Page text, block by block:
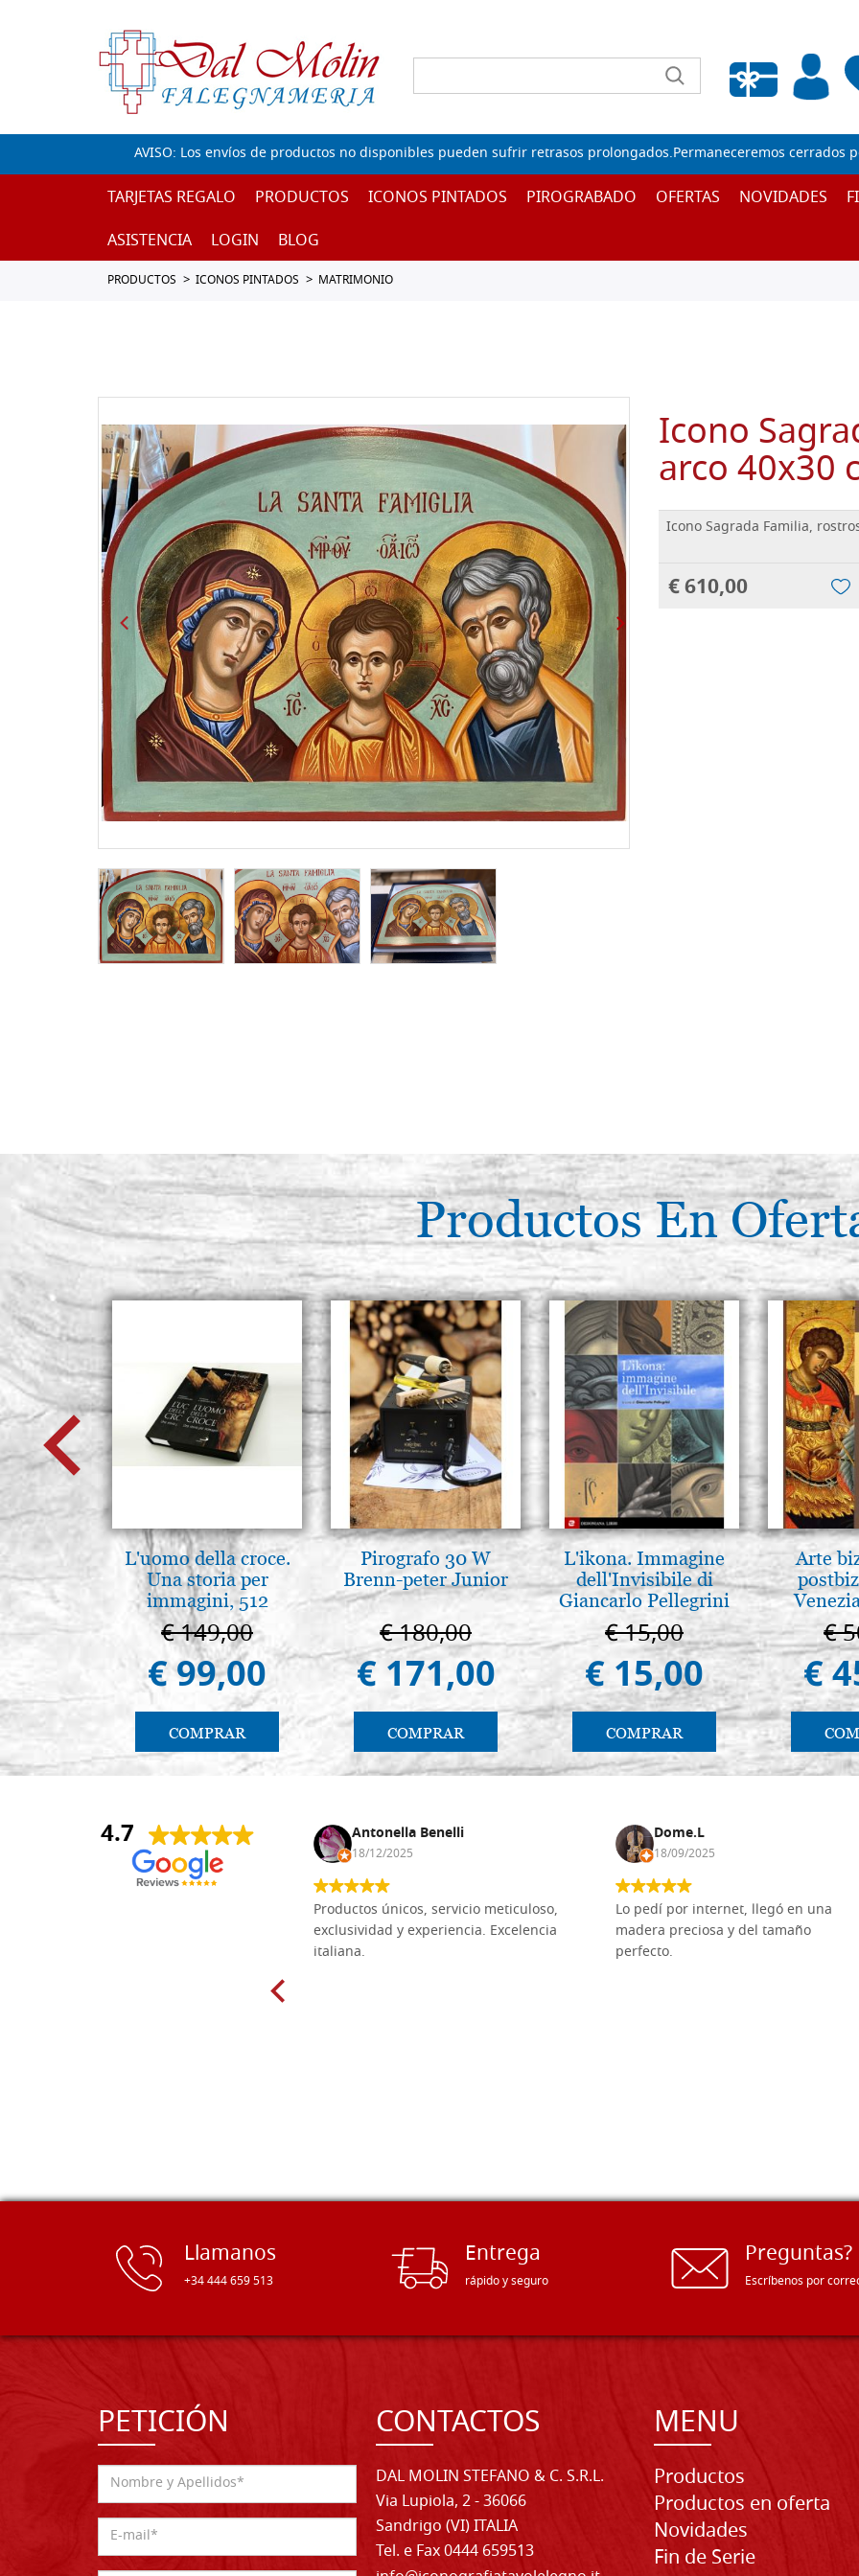
Lista de deseos vacía
AVISO: Los envíos de productos no disponibles pueden sufrir retrasos prolongados.Permaneceremos cerrados
TARJETAS REGALO PRODUCTOS ICONOS PINTADOS PIROGRABADO OFERTAS NOVIDADES
ASISTENCIA
LOGIN BLOG
PRODUCTOS ICONOS PINTADOS MATRIMONIO
Icono
arco 40x30
Icono Sagrada Familia,
€ 610,00
Productos En
L'uomo della croce.
Una storia per
immagini, 512
páginas
€ 149,00
€ 99,00
COMPRAR
Pirografo 30 W
Brenn-peter Junior
€ 180,00
€ 171,00
COMPRAR
L'ikona. Immagine
dell'Invisibile di
Giancarlo Pellegrini
€ 15,00
€ 15,00
COMPRAR
Arte
€
€
4.7
Anna Maria Negri Antonella Benelli
18/12/2025
Productos únicos, servicio meticuloso,
exclusividad y experiencia. Excelencia
italiana.
Dome.L
18/09/2025
Lo pedí por internet, llegó en una
madera preciosa y del tamaño
perfecto.
Llamanos
+34 444 659 513
Entrega
rápido y seguro
Preguntas?
Escríbenos por
PETICIÓN CONTACTOS
DAL MOLIN STEFANO & C. S.R.L.
Via Lupiola, 2 - 36066
Sandrigo (VI) ITALIA
Tel. e Fax 0444 659513
MENU
Productos
Productos en oferta
Novidades
Fin de Serie